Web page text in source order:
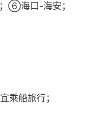
⑥海口-海安；
乘船旅行；